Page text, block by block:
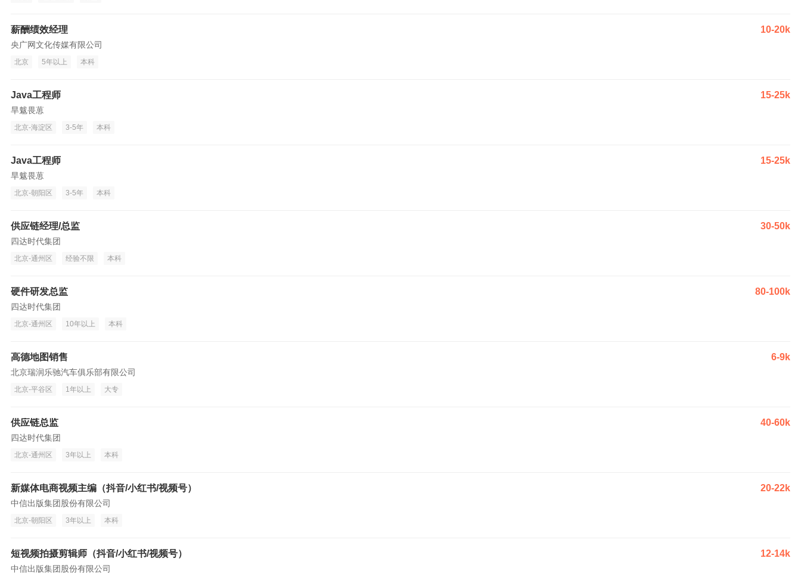
薪酬绩效经理 10-20k
央广网文化传媒有限公司
北京 5年以上 本科
Java工程师 15-25k
旱魃畏葸
北京-海淀区 3-5年 本科
Java工程师 15-25k
旱魃畏葸
北京-朝阳区 3-5年 本科
供应链经理/总监 30-50k
四达时代集团
北京-通州区 经验不限 本科
硬件研发总监 80-100k
四达时代集团
北京-通州区 10年以上 本科
高德地图销售 6-9k
北京瑞润乐驰汽车俱乐部有限公司
北京-平谷区 1年以上 大专
供应链总监 40-60k
四达时代集团
北京-通州区 3年以上 本科
新媒体电商视频主编（抖音/小红书/视频号） 20-22k
中信出版集团股份有限公司
北京-朝阳区 3年以上 本科
短视频拍摄剪辑师（抖音/小红书/视频号） 12-14k
中信出版集团股份有限公司